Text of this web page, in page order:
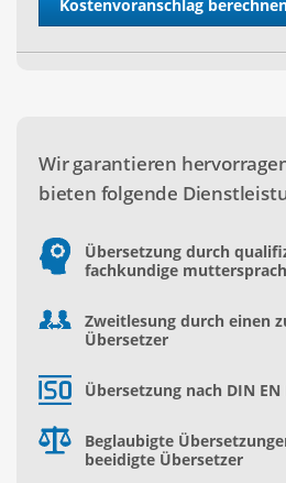
Wir garantieren
bieten folgende
Übersetzung durch
fachkundige
Zweitlesung durch einen
Übersetzer
Übersetzung nach DIN EN
Beglaubigte
beeidigte Übersetzer